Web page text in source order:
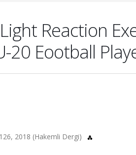
Reaction
20 Eootball
2018 (Hakemli Dergi)